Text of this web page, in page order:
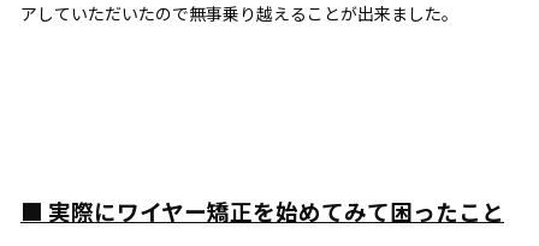
アしていただいたので無事乗り越えることが出来ました。
■ 実際にワイヤー矯正を始めてみて困ったこと